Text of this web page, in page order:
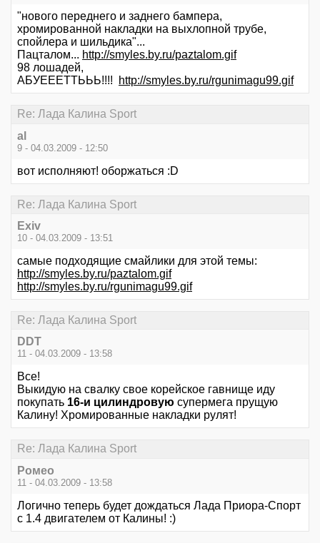
"нового переднего и заднего бампера,
хромированной накладки на выхлопной трубе,
спойлера и шильдика"...
Пацталом... http://smyles.by.ru/paztalom.gif
98 лошадей,
АБУЕЕЕТТЬЬЬ!!!!
http://smyles.by.ru/rgunimagu99.gif
Re: Лада Калина Sport
al
9 - 04.03.2009 - 12:50
вот исполняют! оборжаться :D
Re: Лада Калина Sport
Exiv
10 - 04.03.2009 - 13:51
самые подходящие смайлики для этой темы:
http://smyles.by.ru/paztalom.gif
http://smyles.by.ru/rgunimagu99.gif
Re: Лада Калина Sport
DDT
11 - 04.03.2009 - 13:58
Все!
Выкидую на свалку свое корейское гавнище иду
покупать 16-и цилиндровую супермега прущую
Калину! Хромированные накладки рулят!
Re: Лада Калина Sport
Ромео
11 - 04.03.2009 - 13:58
Логично теперь будет дождаться Лада Приора-Спорт
с 1.4 двигателем от Калины! :)